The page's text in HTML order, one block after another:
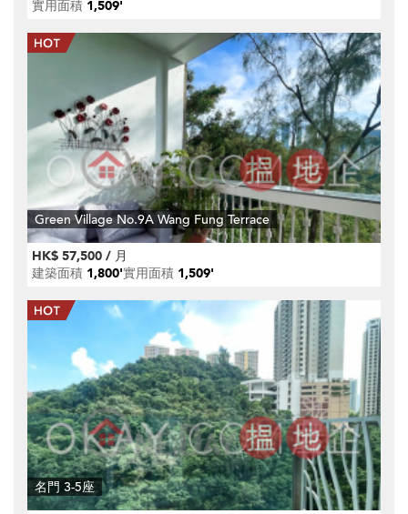
實用面積 1,509'
Green Village No.9A Wang Fung Terrace
HK$ 57,500 / 月
建築面積 1,800'實用面積 1,509'
名門 3-5座